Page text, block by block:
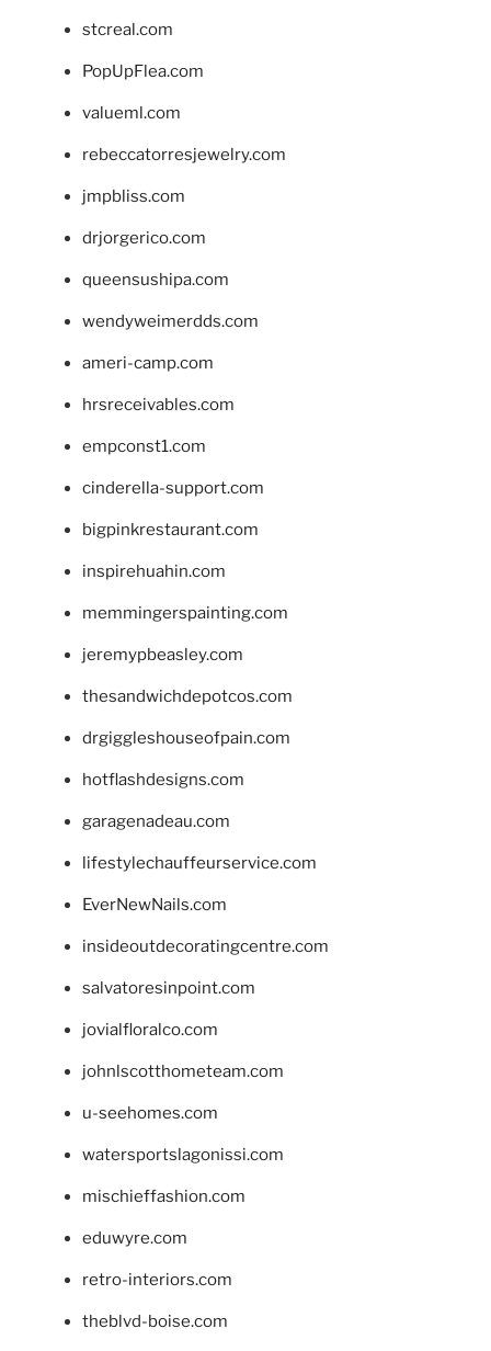
stcreal.com
PopUpFlea.com
valueml.com
rebeccatorresjewelry.com
jmpbliss.com
drjorgerico.com
queensushipa.com
wendyweimerdds.com
ameri-camp.com
hrsreceivables.com
empconst1.com
cinderella-support.com
bigpinkrestaurant.com
inspirehuahin.com
memmingerspainting.com
jeremypbeasley.com
thesandwichdepotcos.com
drgiggleshouseofpain.com
hotflashdesigns.com
garagenadeau.com
lifestylechauffeurservice.com
EverNewNails.com
insideoutdecoratingcentre.com
salvatoresinpoint.com
jovialfloralco.com
johnlscotthometeam.com
u-seehomes.com
watersportslagonissi.com
mischieffashion.com
eduwyre.com
retro-interiors.com
theblvd-boise.com